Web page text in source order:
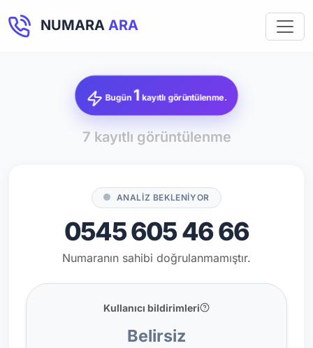
NUMARA ARA
Bugün1 kayıtlı görüntülenme.
7 kayıtlı görüntülenme
ANALİZ BEKLENİYOR
0545 605 46 66
Numaranın sahibi doğrulanmamıştır.
Kullanıcı bildirimleri
Belirsiz